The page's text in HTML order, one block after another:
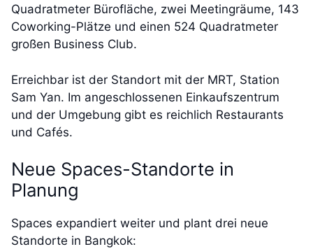
Quadratmeter Bürofläche, zwei Meetingräume, 143
Coworking-Plätze und einen 524 Quadratmeter
großen Business Club.
Erreichbar ist der Standort mit der MRT, Station
Sam Yan. Im angeschlossenen Einkaufszentrum
und der Umgebung gibt es reichlich Restaurants
und Cafés.
Neue Spaces-Standorte in
Planung
Spaces expandiert weiter und plant drei neue
Standorte in Bangkok: